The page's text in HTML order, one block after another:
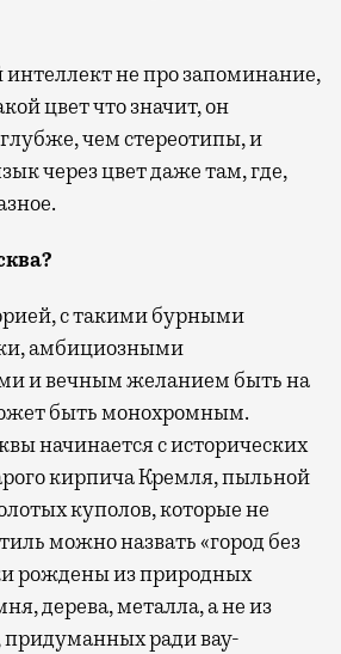
интеллект не про запоминание,
цвет что значит, он
чем стереотипы, и
через цвет даже там, где,
с такими бурными
амбициозными
и вечным желанием быть на
быть монохромным.
начинается с исторических
кирпича Кремля, пыльной
куполов, которые не
можно назвать «город без
рождены из природных
дерева, металла, а не из
ради вау-